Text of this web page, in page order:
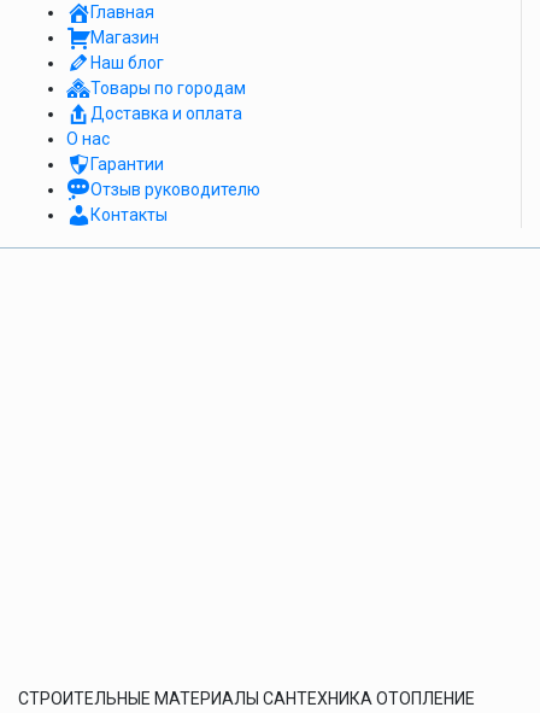
Главная
Магазин
Наш блог
Товары по городам
Доставка и оплата
О нас
Гарантии
Отзыв руководителю
Контакты
СТРОИТЕЛЬНЫЕ МАТЕРИАЛЫ САНТЕХНИКА ОТОПЛЕНИЕ